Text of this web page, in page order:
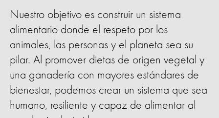
Nuestro objetivo es construir un sistema
alimentario donde el respeto por los
animales, las personas y el planeta sea su
pilar. Al promover dietas de origen vegetal y
una ganadería con mayores estándares de
bienestar, podemos crear un sistema que sea
humano, resiliente y capaz de alimentar al